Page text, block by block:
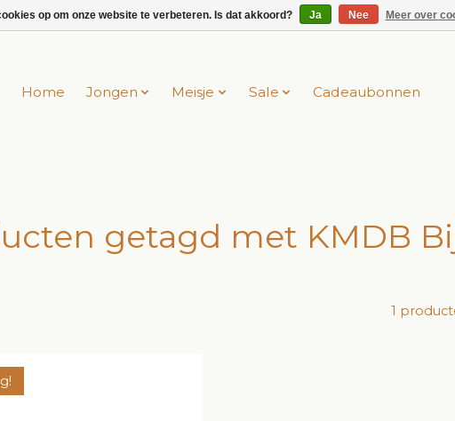
Home Jongen Meisje Sale Cadeaubonnen
getagd met KMDB
1
op om onze website te verbeteren. Is dat akkoord? Ja Nee Meer over